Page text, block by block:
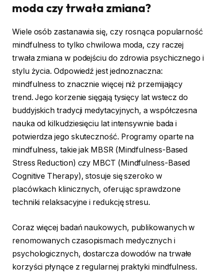
moda czy trwała zmiana?
Wiele osób zastanawia się, czy rosnąca popularność
mindfulness to tylko chwilowa moda, czy raczej
trwała zmiana w podejściu do zdrowia psychicznego i
stylu życia. Odpowiedź jest jednoznaczna:
mindfulness to znacznie więcej niż przemijający
trend. Jego korzenie sięgają tysięcy lat wstecz do
buddyjskich tradycji medytacyjnych, a współczesna
nauka od kilkudziesięciu lat intensywnie bada i
potwierdza jego skuteczność. Programy oparte na
mindfulness, takie jak MBSR (Mindfulness-Based
Stress Reduction) czy MBCT (Mindfulness-Based
Cognitive Therapy), stosuje się szeroko w
placówkach klinicznych, oferując sprawdzone
techniki relaksacyjne i redukcję stresu.
Coraz więcej badań naukowych, publikowanych w
renomowanych czasopismach medycznych i
psychologicznych, dostarcza dowodów na trwałe
korzyści płynące z regularnej praktyki mindfulness.